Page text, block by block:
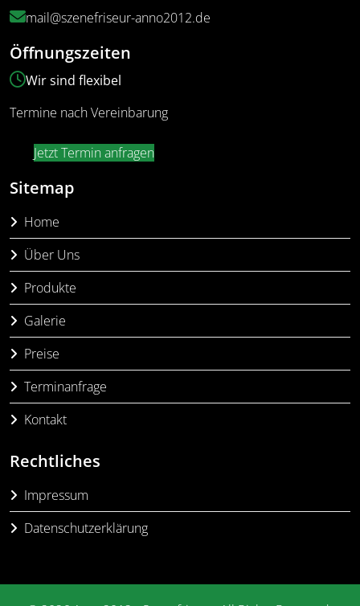
mail@szenefriseur-anno2012.de
Öffnungszeiten
Wir sind flexibel
Termine nach Vereinbarung
Jetzt Termin anfragen
Sitemap
Home
Über Uns
Produkte
Galerie
Preise
Terminanfrage
Kontakt
Rechtliches
Impressum
Datenschutzerklärung